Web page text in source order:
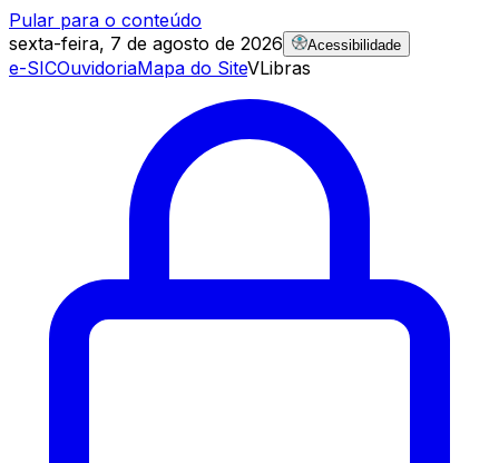
Pular para o conteúdo
sexta-feira, 7 de agosto de 2026
Acessibilidade
e-SICOuvidoriaMapa do SiteVLibras